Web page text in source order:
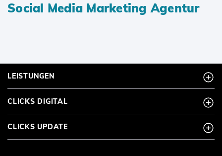
Social Media Marketing Agentur
LEISTUNGEN
CLICKS DIGITAL
CLICKS UPDATE